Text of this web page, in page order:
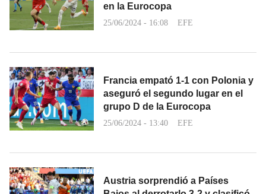
en la Eurocopa
25/06/2024 - 16:08 EFE
Francia empató 1-1 con Polonia y
aseguró el segundo lugar en el
grupo D de la Eurocopa
25/06/2024 - 13:40 EFE
Austria sorprendió a Países